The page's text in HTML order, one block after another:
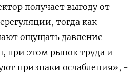
получает выгоду от
тогда как
ощущать давление
при этом рынок труда и
признаки ослабления», -